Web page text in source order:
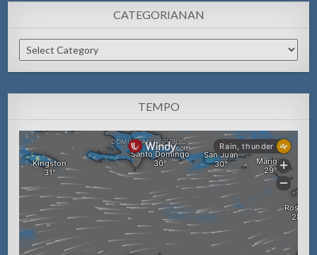
CATEGORIANAN
Categorianan
TEMPO